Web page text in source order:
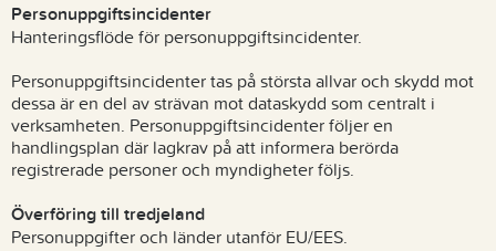
Personuppgiftsincidenter
Hanteringsflöde för personuppgiftsincidenter.
Personuppgiftsincidenter tas på största allvar och skydd mot
dessa är en del av strävan mot dataskydd som centralt i
verksamheten. Personuppgiftsincidenter följer en
handlingsplan där lagkrav på att informera berörda
registrerade personer och myndigheter följs.
Överföring till tredjeland
Personuppgifter och länder utanför EU/EES.